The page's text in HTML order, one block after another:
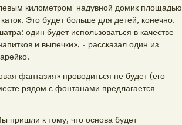
километром' надувной домик площадью
Это будет больше для детей, конечно.
один будет использоваться в качестве
и выпечки», - рассказал один из
фантазия» проводиться не будет (его
рядом с фонтанами предлагается
пришли к тому, что основа будет